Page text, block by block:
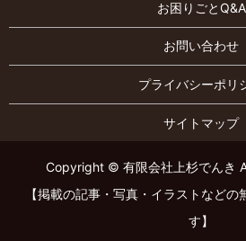
お困りごとQ&A
お問い合わせ
プライバシーポリ
サイトマップ
Copyright © 有限会社上杉でんき
【掲載の記事・写真・イラストなどの
す】